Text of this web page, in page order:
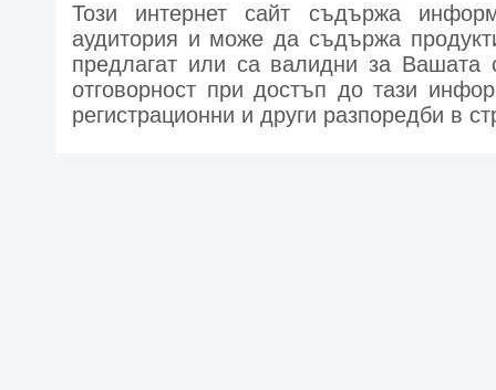
Този интернет сайт съдържа
аудитория и може да съдържа
предлагат или са валидни за
отговорност при достъп до тази
регистрационни и други разпоредби в